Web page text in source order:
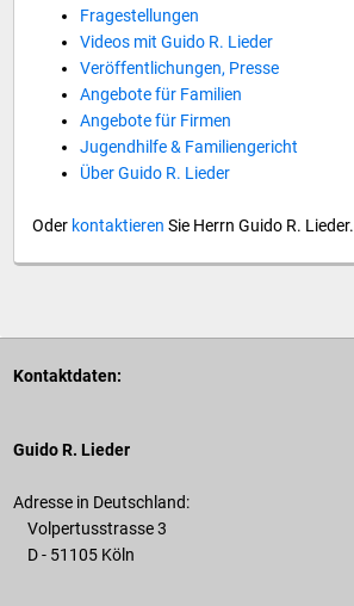
Fragestellungen
Videos mit Guido R. Lieder
Veröffentlichungen, Presse
Angebote für Familien
Angebote für Firmen
Jugendhilfe & Familiengericht
Über Guido R. Lieder
Oder kontaktieren Sie Herrn Guido R. Lieder.
Kontaktdaten:
Guido R. Lieder
Adresse in Deutschland:
Volpertusstrasse 3
D - 51105 Köln